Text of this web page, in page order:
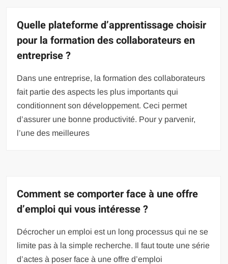
Quelle plateforme d’apprentissage choisir
pour la formation des collaborateurs en
entreprise ?
Dans une entreprise, la formation des collaborateurs
fait partie des aspects les plus importants qui
conditionnent son développement. Ceci permet
d’assurer une bonne productivité. Pour y parvenir,
l’une des meilleures
Comment se comporter face à une offre
d’emploi qui vous intéresse ?
Décrocher un emploi est un long processus qui ne se
limite pas à la simple recherche. Il faut toute une série
d’actes à poser face à une offre d’emploi